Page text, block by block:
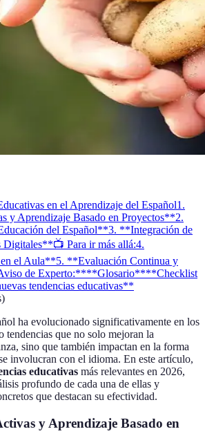
en el Aprendizaje del Español1.
y Aprendizaje Basado en Proyectos**2.
del Español**3. **Integración de
Digitales**📺 Para ir más allá:4.
el Aula**5. **Evaluación Continua y
de Experto:****Glosario****Checklist
tendencias educativas**
)
ha evolucionado significativamente en los
tendencias que no solo mejoran la
sino que también impactan en la forma
involucran con el idioma. En este artículo,
educativas más relevantes en 2026,
profundo de cada una de ellas y
que destacan su efectividad.
y Aprendizaje Basado en